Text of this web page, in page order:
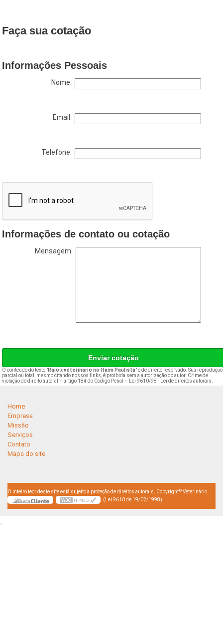
Faça sua cotação
Informações Pessoais
Nome:
Email:
Telefone:
Informações de contato ou cotação
Mensagem:
Enviar cotação
O conteúdo do texto "Raio x veterinario no Itaim Paulista" é de direito reservado. Sua
parcial ou total, mesmo citando nossos links, é proibida sem a autorização do autor. Crime de
violação de direito autoral – artigo 184 do Código Penal –
Lei 9610/98 - Lei de direitos autorais
Home
Empresa
Missão
Serviços
Contato
Mapa do site
O inteiro teor deste site está sujeito à proteção de direitos autorais. Copyright© Veterinário
(Lei 9610 de 19/02/1998)